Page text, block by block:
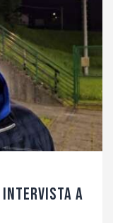
intervista a